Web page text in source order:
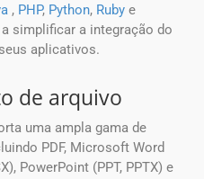
, PHP, Python, Ruby e
simplificar a integração do
aplicativos.
de arquivo
uma ampla gama de
PDF, Microsoft Word
PowerPoint (PPT, PPTX) e